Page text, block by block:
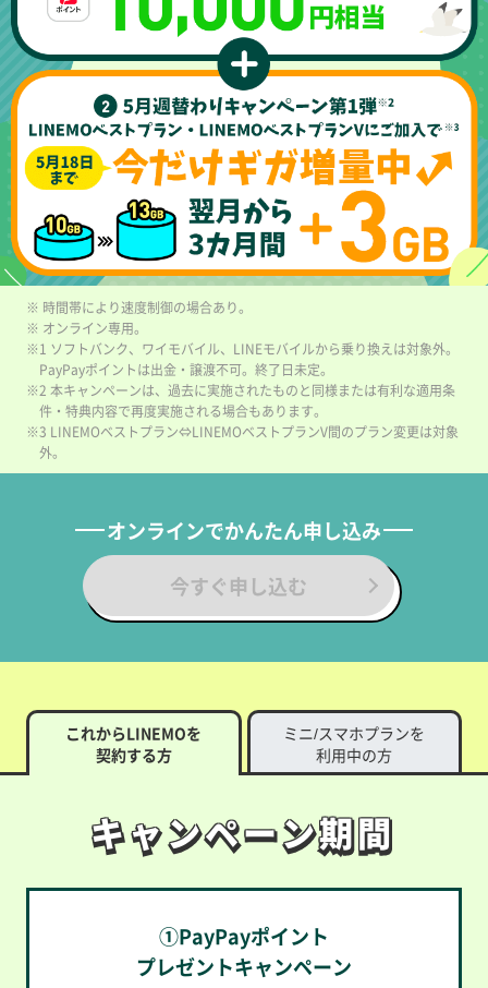
※ 時間帯により速度制御の場合あり。
※ オンライン専用。
※1 ソフトバンク、ワイモバイル、LINEモバイルから乗り換えは対象外。
PayPayポイントは出金・譲渡不可。終了日未定。
※2 本キャンペーンは、過去に実施されたものと同様または有利な適用条
件・特典内容で再度実施される場合もあります。
※3 LINEMOベストプラン⇔LINEMOベストプランV間のプラン変更は対象
外。
オンラインでかんたん申し込み
今すぐ申し込む
これからLINEMOを
契約する方
ミニ/スマホプランを
利用中の方
キャンペーン期間
キャンペーン期間
①PayPayポイント
プレゼントキャンペーン